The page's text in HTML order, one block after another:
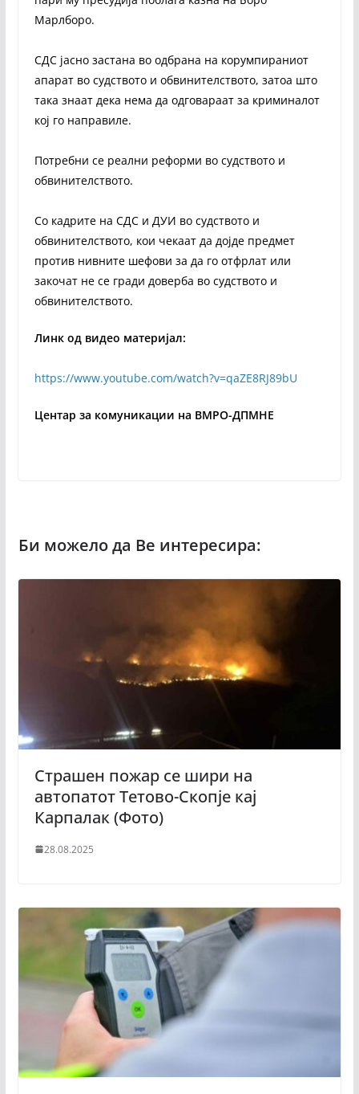
Марлборо.
СДС јасно застана во одбрана на корумпираниот
апарат во судството и обвинителството, затоа што
така знаат дека нема да одговараат за криминалот
кој го направиле.
Потребни се реални реформи во судството и
обвинителството.
Со кадрите на СДС и ДУИ во судството и
обвинителството, кои чекаат да дојде предмет
против нивните шефови за да го отфрлат или
закочат не се гради доверба во судството и
обвинителството.
Линк од видео материјал:
https://www.youtube.com/watch?v=qaZE8RJ89bU
Центар за комуникации на ВМРО-ДПМНЕ
Страшен пожар се шири на
автопатот Тетово-Скопје кај
Карпалак (Фото)
28.08.2025